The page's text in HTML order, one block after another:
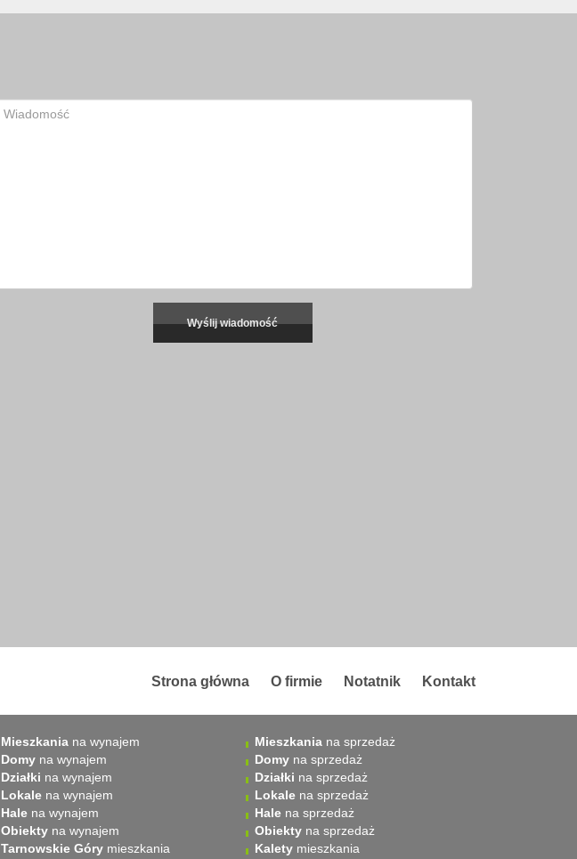
Strona główna O firmie Notatnik Kontakt
Mieszkania na wynajem
Domy na wynajem
Działki na wynajem
Lokale na wynajem
Hale na wynajem
Obiekty na wynajem
Tarnowskie Góry mieszkania
Mieszkania na sprzedaż
Domy na sprzedaż
Działki na sprzedaż
Lokale na sprzedaż
Hale na sprzedaż
Obiekty na sprzedaż
Kalety mieszkania